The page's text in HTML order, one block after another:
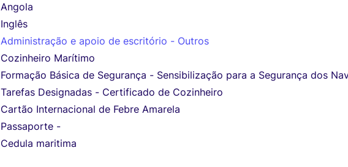
Angola
Inglês
Administração e apoio de escritório - Outros
Cozinheiro Marítimo
Formação Básica de Segurança - Sensibilização para a Segurança dos
Tarefas Designadas - Certificado de Cozinheiro
Cartão Internacional de Febre Amarela
Passaporte -
Cedula maritima